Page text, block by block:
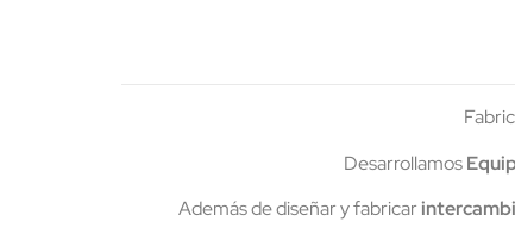
Desarrollamos
Además de diseñar y fabricar